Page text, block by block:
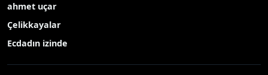
ahmet uçar
Çelikkayalar
Ecdadın izinde